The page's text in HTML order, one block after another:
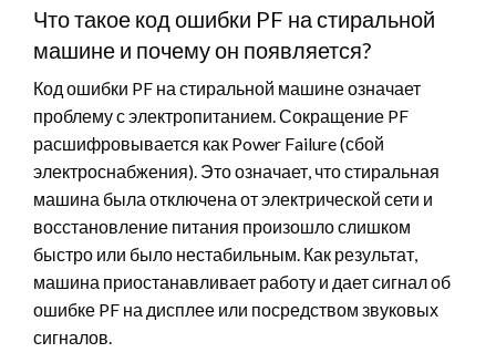
Что такое код ошибки PF на стиральной
машине и почему он появляется?
Код ошибки PF на стиральной машине означает
проблему с электропитанием. Сокращение PF
расшифровывается как Power Failure (сбой
электроснабжения). Это означает, что стиральная
машина была отключена от электрической сети и
восстановление питания произошло слишком
быстро или было нестабильным. Как результат,
машина приостанавливает работу и дает сигнал об
ошибке PF на дисплее или посредством звуковых
сигналов.